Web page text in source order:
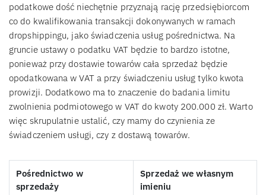
podatkowe dość niechętnie przyznają rację przedsiębiorcom
co do kwalifikowania transakcji dokonywanych w ramach
dropshippingu, jako świadczenia usług pośrednictwa. Na
gruncie ustawy o podatku VAT będzie to bardzo istotne,
ponieważ przy dostawie towarów cała sprzedaż będzie
opodatkowana w VAT a przy świadczeniu usług tylko kwota
prowizji. Dodatkowo ma to znaczenie do badania limitu
zwolnienia podmiotowego w VAT do kwoty 200.000 zł. Warto
więc skrupulatnie ustalić, czy mamy do czynienia ze
świadczeniem usługi, czy z dostawą towarów.
Pośrednictwo w
sprzedaży
Sprzedaż we własnym
imieniu